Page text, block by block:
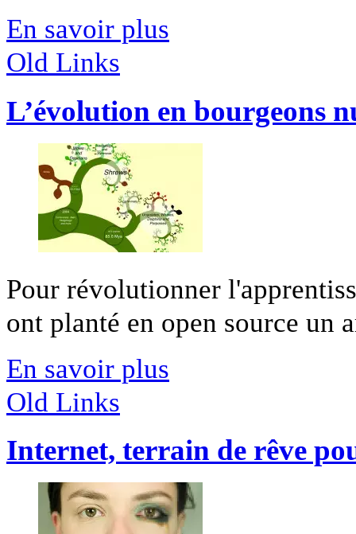
En savoir plus
Old Links
L’évolution en bourgeons
Pour révolutionner
ont planté en open source un
En savoir plus
Old Links
Internet, terrain de rêve